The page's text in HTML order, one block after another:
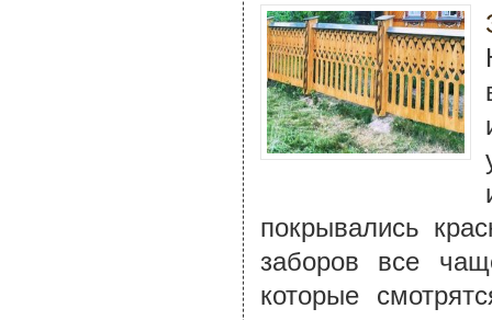
покрывались
заборов все
которые